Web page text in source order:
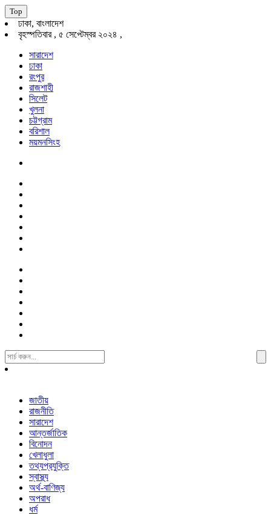
Top
ঢাকা, বাংলাদেশ
বৃহস্পতিবার , ৫ সেপ্টেম্বর ২০২৪ ,
সারাদেশ
ঢাকা
রংপুর
রাজশাহী
সিলেট
খুলনা
চট্টগ্রাম
বরিশাল
ময়মনসিংহ
Search
For:
জাতীয়
রাজনীতি
সারাদেশ
আন্তর্জাতিক
বিনোদন
খেলাধুলা
তথ্যপ্রযুক্তি
স্বাস্থ্য
অর্থ-বাণিজ্য
অপরাধ
ধর্ম